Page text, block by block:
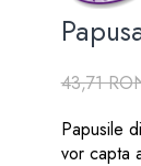
43,71
Papusile
vor capta